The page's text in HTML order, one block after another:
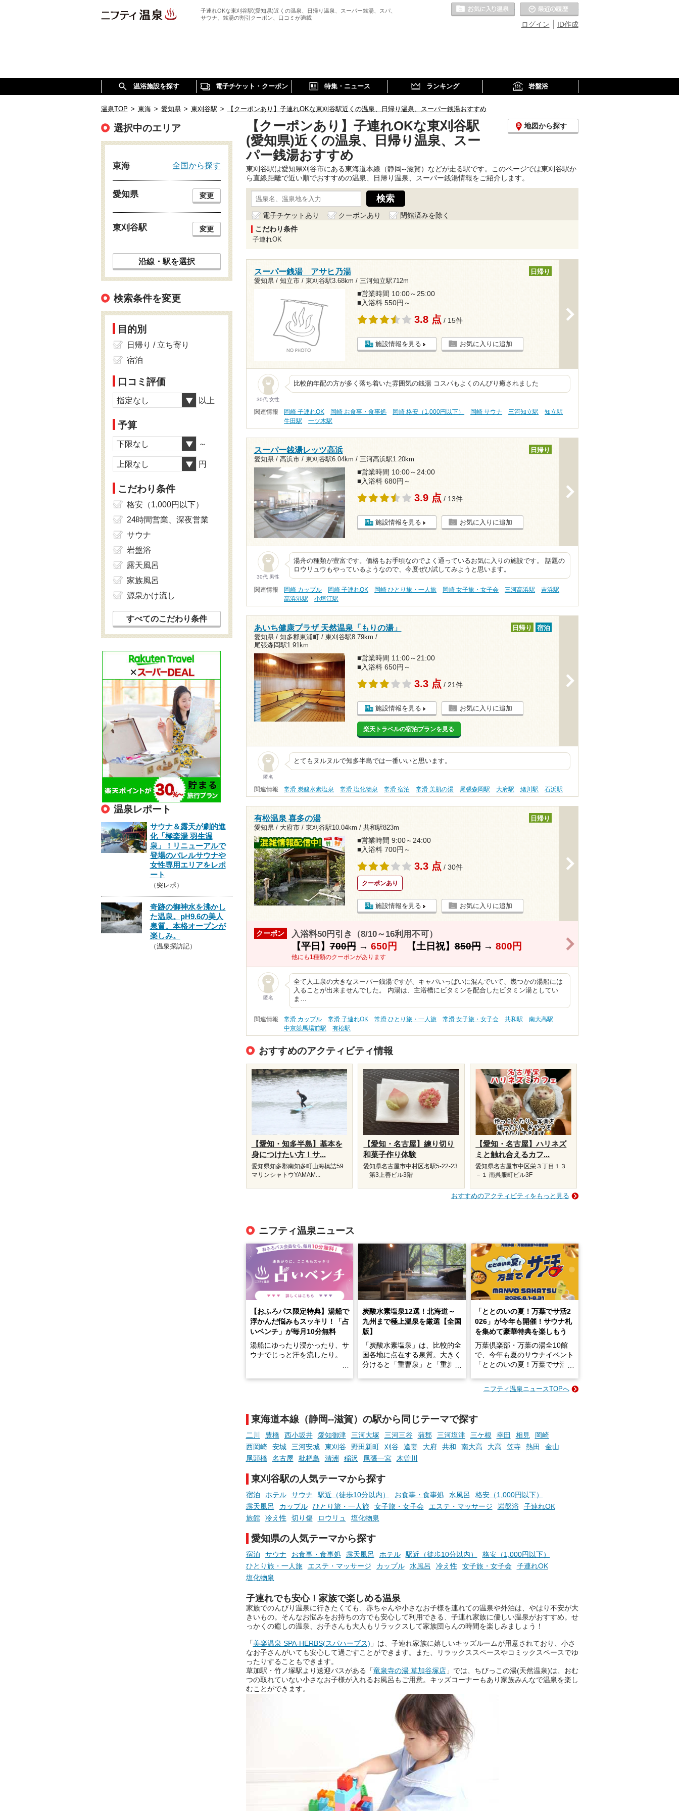
子連れOKな東刈谷駅(愛知県)近くの温泉、日帰り温泉、スーパー銭湯、スパ、
サウナ、銭湯の割引クーポン、口コミが満載
ID作成
ログイン
お気に入りの温泉
温浴施設を探す 電子チケット・クーポン 特集・ニュース ランキング 岩盤浴
温泉TOP > 東海 > 愛知県 > 東刈谷駅 > 【クーポンあり】子連れOKな東刈谷駅近くの温泉、日帰り温泉、スーパー銭湯おすすめ
【クーポンあり】子連れOKな東刈谷駅
(愛知県)近くの温泉、日帰り温泉、スー
パー銭湯おすすめ
地図から探す
東刈谷駅は愛知県刈谷市にある東海道本線（静岡--滋賀）などが走る駅です。このページでは東刈谷駅か
ら直線距離で近い順でおすすめの温泉、日帰り温泉、スーパー銭湯情報をご紹介します。
電子チケットあり クーポンあり
閉館済みを除く
こだわり条件
子連れOK
スーパー銭湯 アサヒ乃湯
愛知県 / 知立市 / 東刈谷駅3.68km / 三河知立駅712m
日帰り
■営業時間 10:00～25:00
■入浴料 550円～
3.8 点 / 15件
施設情報を見る お気に入りに追加
30代 女性
比較的年配の方が多く落ち着いた雰囲気の銭湯 コスパもよくのんびり癒されました
関連情報 岡崎 子連れOK 岡崎 お食事・食事処 岡崎 格安（1,000円以下） 岡崎 サウナ 三河知立駅
知立駅
牛田駅
一ツ木駅
スーパー銭湯レッツ高浜
愛知県 / 高浜市 / 東刈谷駅6.04km / 三河高浜駅1.20km
日帰り
■営業時間 10:00～24:00
■入浴料 680円～
3.9 点 / 13件
施設情報を見る お気に入りに追加
30代 男性
湯舟の種類が豊富です。価格もお手頃なのでよく通っているお気に入りの施設です。 話題の
ロウリュウもやっているようなので、今度ぜひ試してみようと思います。
関連情報 岡崎 カップル 岡崎 子連れOK 岡崎 ひとり旅・一人旅 岡崎 女子旅・女子会 三河高浜駅
吉浜駅
高浜港駅
小垣江駅
あいち健康プラザ 天然温泉「もりの湯」
愛知県 / 知多郡東浦町 / 東刈谷駅8.79km /
尾張森岡駅1.91km
日帰り 宿泊
■営業時間 11:00～21:00
■入浴料 650円～
3.3 点 / 21件
施設情報を見る お気に入りに追加
楽天トラベルの宿泊プランを見る
匿名
とてもヌルヌルで知多半島では一番いいと思います。
関連情報 常滑 炭酸水素塩泉 常滑 塩化物泉 常滑 宿泊 常滑 美肌の湯 尾張森岡駅 大府駅 緒川駅 石浜駅
有松温泉 喜多の湯
愛知県 / 大府市 / 東刈谷駅10.04km / 共和駅823m
日帰り
■営業時間 9:00～24:00
■入浴料 700円～
3.3 点 / 30件
クーポンあり
施設情報を見る お気に入りに追加
クーポン 入浴料50円引き（8/10～16利用不可）
【平日】700円→ 650円 【土日祝】850円→ 800円
他にも1種類のクーポンがあります
匿名
全て人工泉の大きなスーパー銭湯ですが、キャパいっぱいに混んでいて、幾つかの湯船には
入ることが出来ませんでした。 内湯は、主浴槽にビタミンを配合したビタミン湯としてい
ま…
関連情報 常滑 カップル 常滑 子連れOK 常滑 ひとり旅・一人旅 常滑 女子旅・女子会 共和駅
南大高駅
中京競馬場前駅
有松駅
おすすめのアクティビティ情報
【愛知・知多半島】基本を
身につけたい方！サ...
愛知県知多郡南知多町山海橋詰59
マリンシャトウYAMAM...
【愛知・名古屋】練り切り
和菓子作り体験
愛知県名古屋市中村区名駅5-22-23
第3上善ビル3階
【愛知・名古屋】ハリネズ
ミと触れ合えるカフ...
愛知県名古屋市中区栄３丁目１３
－１ 南呉服町ビル3F
おすすめのアクティビティをもっと見る
ニフティ温泉ニュース
【おふろパス限定特典】湯船で
浮かんだ悩みもスッキリ！「占
いベンチ」が毎月10分無料
湯船にゆったり浸かったり、サ
ウナでじっと汗を流したり。
た「これからのこと」や「ちょ
っとした悩み」が、頭に浮かん
でくることはありませんか？
らこそ向き合える、大切な自分
そんな心のつぶやきを、湯あが
りの温まった心のまま相談でき
ニフティ温泉の「占いベンチ」
は、そんなあなたの心のつぶや
とができるサービスです。
おふろパス会員様なら、この特
別なひとときを「毎月10分無
料」でご利用いただけます。
お湯で体がほぐれたら、次は占
炭酸水素塩泉12選！北海道～
九州まで極上温泉を厳選【全国
版】
「炭酸水素塩泉」は、比較的全
国各地に点在する泉質。大きく
分けると「重曹泉」と「重炭酸
す。
今回は筆者自ら入浴した中か
ら、日本各地にある炭酸水素塩
泉を12施設セレクト。すべて
しと泉質の良さにこだわりつ
を厳選しました。
「ととのいの夏！万葉でサ活2
026」が今年も開催！サウナ札
を集めて豪華特典を楽しもう
万葉倶楽部・万葉の湯全10館
で、今年も夏のサウナイベント
「ととのいの夏！万葉でサ活2
2026年8月1日（土）～8月31
札」を集めることで、オリジナ
ルグッズや無料券などの特典と
交換可能。
ントも予定されています。ぜひ
チェックしてください！
この記事は万葉倶楽部株式会社
のPR記事です。
ニフティ温泉ニュースTOPへ
東海道本線（静岡--滋賀）の駅から同じテーマで探す
二川 豊橋 西小坂井 愛知御津 三河大塚 三河三谷 蒲郡 三河塩津 三ケ根 幸田 相見
岡崎
西岡崎
安城 三河安城 東刈谷 野田新町 刈谷 逢妻 大府 共和 南大高 大高 笠寺 熱田
金山
尾頭橋
名古屋 枇杷島 清洲 稲沢 尾張一宮 木曽川
東刈谷駅の人気テーマから探す
宿泊 ホテル サウナ 駅近（徒歩10分以内） お食事・食事処 水風呂
格安（1,000円以下）
露天風呂
カップル ひとり旅・一人旅 女子旅・女子会 エステ・マッサージ 岩盤浴
子連れOK
旅館
冷え性 切り傷 ロウリュ 塩化物泉
愛知県の人気テーマから探す
宿泊 サウナ お食事・食事処 露天風呂 ホテル 駅近（徒歩10分以内）
格安（1,000円以下）
ひとり旅・一人旅
エステ・マッサージ カップル 水風呂 冷え性 女子旅・女子会
子連れOK
塩化物泉
子連れでも安心！家族で楽しめる温泉
家族でのんびり温泉に行きたくても、赤ちゃんや小さなお子様を連れての温泉や外泊は、やはり不安が大
きいもの。そんなお悩みをお持ちの方でも安心して利用できる、子連れ家族に優しい温泉がおすすめ。せ
っかくの癒しの温泉、お子さんも大人もリラックスして家族団らんの時間を楽しみましょう！
「美楽温泉 SPA-HERBS(スパハーブス) 」は、子連れ家族に嬉しいキッズルームが用意されており、小さ
なお子さんがいても安心して過ごすことができます。また、リラックススペースやコミックスペースでゆ
ったりすることもできます。
草加駅・竹ノ塚駅より送迎バスがある「竜泉寺の湯 草加谷塚店」では、ちびっこの湯(天然温泉)は、おむ
つの取れていない小さなお子様が入れるお風呂もご用意。キッズコーナーもあり家族みんなで温泉を楽し
むことができます。
選択中のエリア
東海 全国から探す
愛知県 変更
東刈谷駅 変更
沿線・駅を選択
検索条件を変更
目的別
日帰り / 立ち寄り
宿泊
口コミ評価
指定なし 以上
予算
下限なし ～
上限なし 円
こだわり条件
格安（1,000円以下）
24時間営業、深夜営業
サウナ
岩盤浴
露天風呂
家族風呂
源泉かけ流し
すべてのこだわり条件
温泉レポート
サウナ＆露天が劇的進
化「極楽湯 羽生温
泉」！リニューアルで
登場のバレルサウナや
女性専用エリアをレポ
ート
（突レポ）
奇跡の御神水を沸かし
た温泉。pH9.6の美人
泉質。本格オープンが
楽しみ。
（温泉探訪記）